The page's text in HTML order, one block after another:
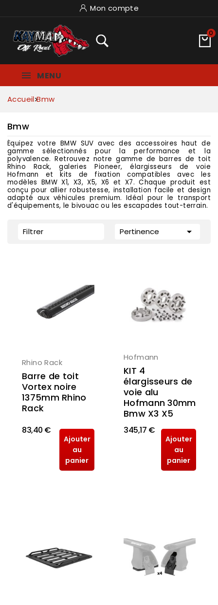
Mon compte
0
MENU
Accueil Bmw
Bmw
Équipez votre BMW SUV avec des accessoires haut de
gamme sélectionnés pour la performance et la
polyvalence. Retrouvez notre gamme de barres de toit
Rhino Rack, galeries Pioneer, élargisseurs de voie
Hofmann et kits de fixation compatibles avec les
modèles BMW X1, X3, X5, X6 et X7. Chaque produit est
conçu pour allier robustesse, installation facile et design
adapté aux véhicules premium. Idéal pour le transport
d'équipements, le bivouac ou les escapades tout-terrain.
Filtrer Pertinence 
Rhino Rack
Barre de toit
Vortex noire
1375mm Rhino
Rack
83,40 €
Ajouter
au
panier
Hofmann
KIT 4
élargisseurs de
voie alu
Hofmann 30mm
Bmw X3 X5
345,17 €
Ajouter
au
panier